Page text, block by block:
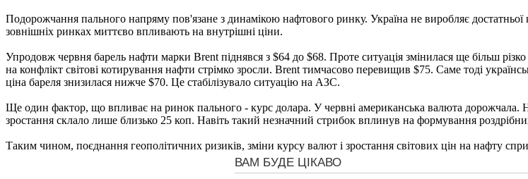
Подорожчання пального напряму пов'язане з динамікою нафтового ринку. Україна не виробляє достатньої
зовнішніх ринках миттєво впливають на внутрішні ціни.
Упродовж червня барель нафти марки Brent піднявся з $64 до $68. Проте ситуація змінилася ще більш
на конфлікт світові котирування нафти стрімко зросли. Brent тимчасово перевищив $75. Саме тоді
ціна бареля знизилася нижче $70. Це стабілізувало ситуацію на АЗС.
Ще один фактор, що впливає на ринок пального - курс долара. У червні американська валюта дорожчала.
зростання склало лише близько 25 коп. Навіть такий незначний стрибок вплинув на формування
Таким чином, поєднання геополітичних ризиків, зміни курсу валют і зростання світових цін на нафту